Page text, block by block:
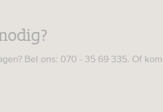
Bel ons: 070 - 35 69 335. Of